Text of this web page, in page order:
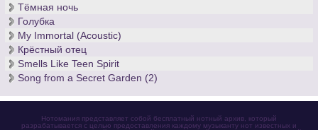
Тёмная ночь
Голубка
My Immortal (Acoustic)
Крёстный отец
Smells Like Teen Spirit
Song from a Secret Garden (2)
Нотомания представляет собой бесплатный нотный архив, который
разрабатывается с целью предоставления каждому музыканту нот известных и